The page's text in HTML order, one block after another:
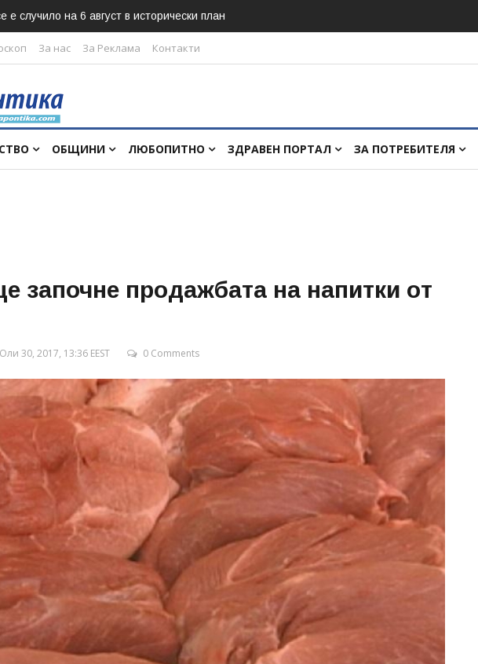
е случило на 6 август в исторически план
За нас За Реклама Контакти
ОБЩИНИ ЛЮБОПИТНО ЗДРАВЕН ПОРТАЛ ЗА ПОТРЕБИТЕЛЯ
започне продажбата на напитки oт
30, 2017, 13:36 EEST 0 Comments